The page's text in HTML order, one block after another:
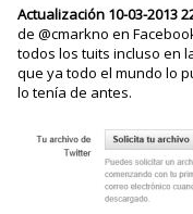
Actualización 10-03-2013
de @cmarkno en
todos los tuits incluso en
que ya todo el mundo lo
lo tenía de antes.